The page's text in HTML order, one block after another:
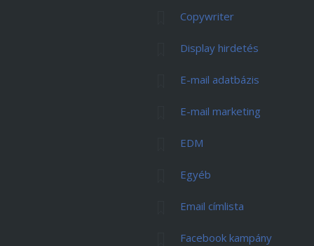
Copywriter
Display hirdetés
E-mail adatbázis
E-mail marketing
EDM
Egyéb
Email címlista
Facebook kampány